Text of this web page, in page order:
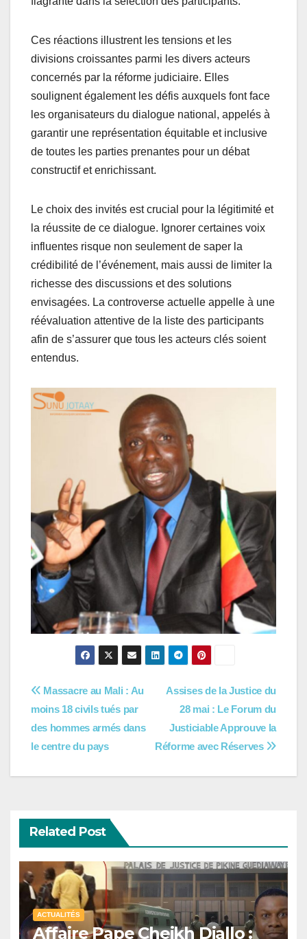
Ces réactions illustrent les tensions et les
divisions croissantes parmi les divers acteurs
concernés par la réforme judiciaire. Elles
soulignent également les défis auxquels font face
les organisateurs du dialogue national, appelés à
garantir une représentation équitable et inclusive
de toutes les parties prenantes pour un débat
constructif et enrichissant.
Le choix des invités est crucial pour la légitimité et
la réussite de ce dialogue. Ignorer certaines voix
influentes risque non seulement de saper la
crédibilité de l’événement, mais aussi de limiter la
richesse des discussions et des solutions
envisagées. La controverse actuelle appelle à une
réévaluation attentive de la liste des participants
afin de s’assurer que tous les acteurs clés soient
entendus.
Navigation
de
l’article
Assises de la Justice du
28 mai : Le Forum du
Justiciable Approuve la
Réforme avec Réserves
Massacre au Mali : Au
moins 18 civils tués par
des hommes armés dans
le centre du pays
Related Post
ACTUALITÉS
Affaire Pape Cheikh Diallo :